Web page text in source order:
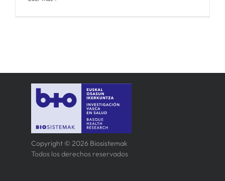
Copyright © 2026 Biosistemak
Todos los derechos reservados